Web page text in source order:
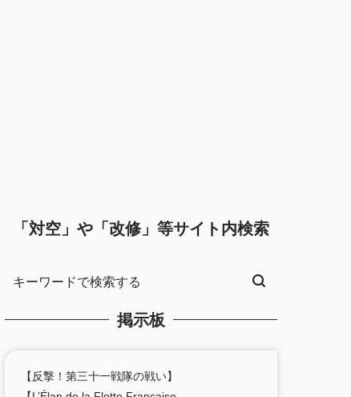
「対空」や「改修」等サイト内検索
掲示板
【反撃！第三十一戦隊の戦い】